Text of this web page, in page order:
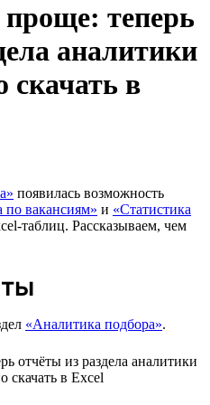
теперь
аналитики
скачать в
появилась возможность
по вакансиям» и «Статистика
таблиц. Рассказываем, чем
«Аналитика подбора».